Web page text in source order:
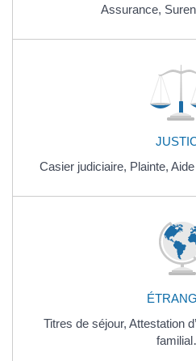
Assurance,
Casier judiciaire, Plainte,
Titres de séjour, Attestation